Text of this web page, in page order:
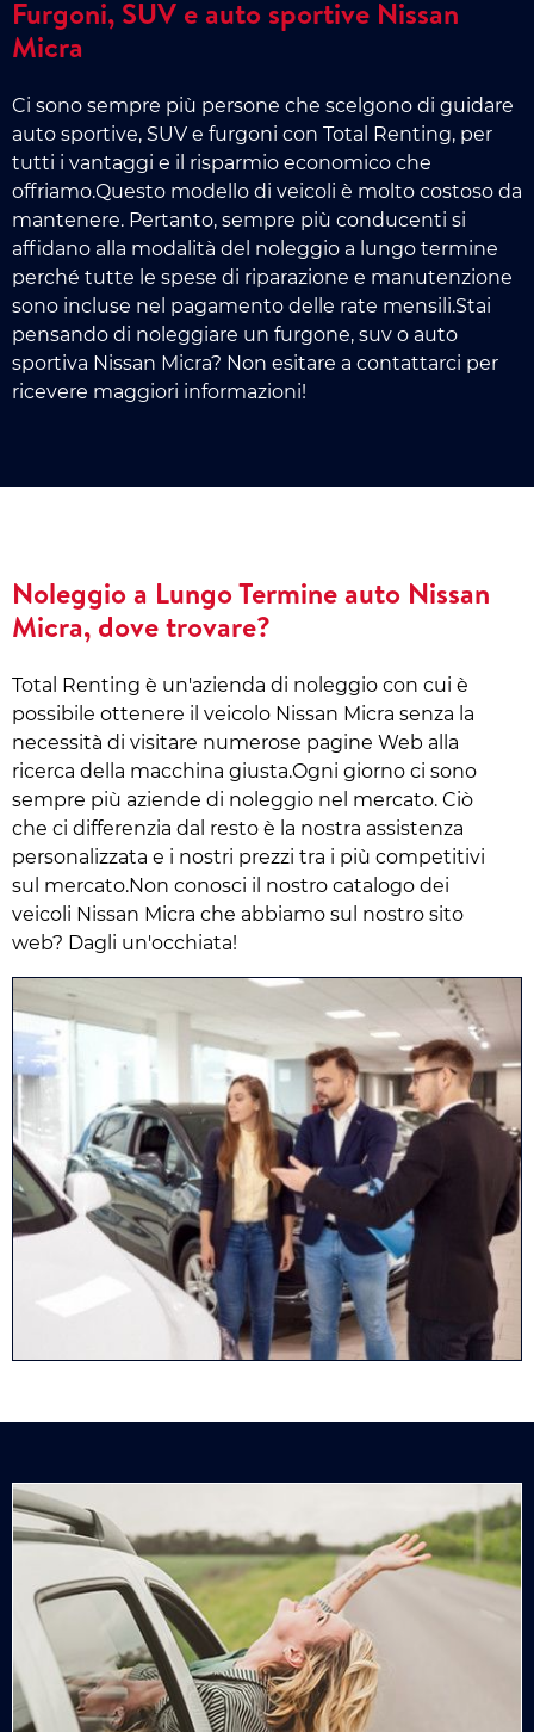
Furgoni, SUV e auto sportive Nissan
Micra
Ci sono sempre più persone che scelgono di guidare
auto sportive, SUV e furgoni con Total Renting, per
tutti i vantaggi e il risparmio economico che
offriamo.Questo modello di veicoli è molto costoso da
mantenere. Pertanto, sempre più conducenti si
affidano alla modalità del noleggio a lungo termine
perché tutte le spese di riparazione e manutenzione
sono incluse nel pagamento delle rate mensili.Stai
pensando di noleggiare un furgone, suv o auto
sportiva Nissan Micra? Non esitare a contattarci per
ricevere maggiori informazioni!
Noleggio a Lungo Termine auto Nissan
Micra, dove trovare?
Total Renting è un'azienda di noleggio con cui è
possibile ottenere il veicolo Nissan Micra senza la
necessità di visitare numerose pagine Web alla
ricerca della macchina giusta.Ogni giorno ci sono
sempre più aziende di noleggio nel mercato. Ciò
che ci differenzia dal resto è la nostra assistenza
personalizzata e i nostri prezzi tra i più competitivi
sul mercato.Non conosci il nostro catalogo dei
veicoli Nissan Micra che abbiamo sul nostro sito
web? Dagli un'occhiata!